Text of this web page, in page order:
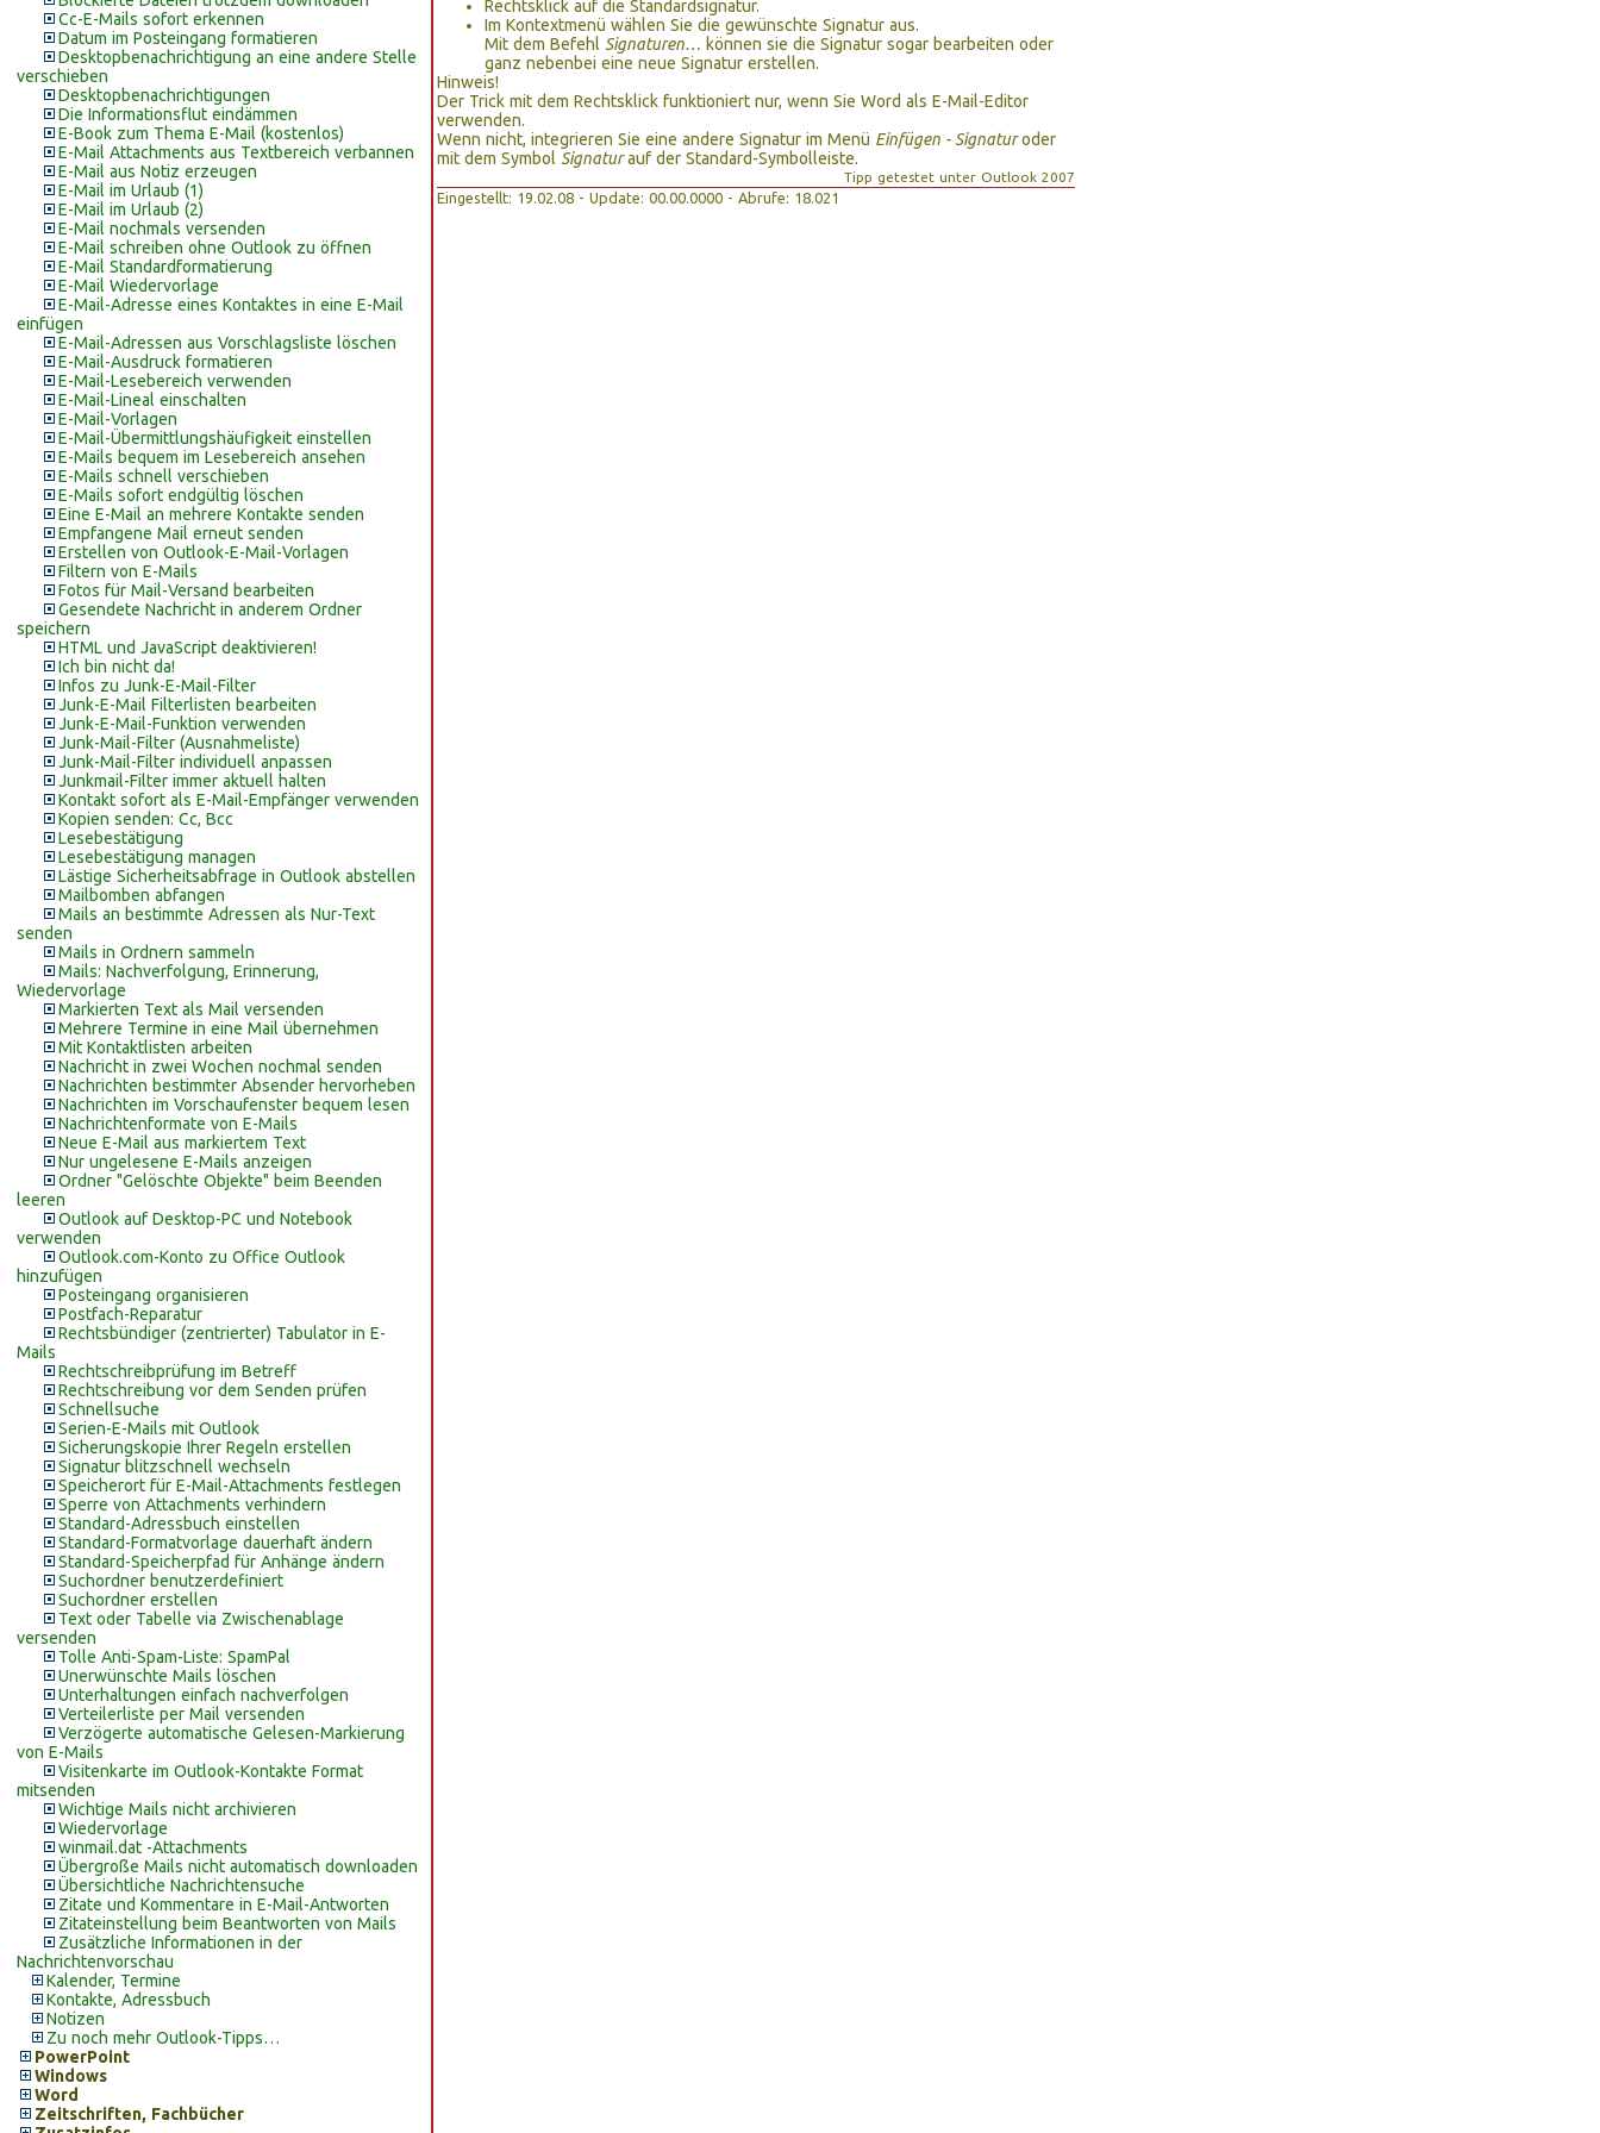
Cc-E-Mails sofort erkennen
Datum im Posteingang formatieren
Desktopbenachrichtigung an eine andere Stelle
verschieben
Desktopbenachrichtigungen
Die Informationsflut eindämmen
E-Book zum Thema E-Mail (kostenlos)
E-Mail Attachments aus Textbereich verbannen
E-Mail aus Notiz erzeugen
E-Mail im Urlaub (1)
E-Mail im Urlaub (2)
E-Mail nochmals versenden
E-Mail schreiben ohne Outlook zu öffnen
E-Mail Standardformatierung
E-Mail Wiedervorlage
E-Mail-Adresse eines Kontaktes in eine E-Mail
einfügen
E-Mail-Adressen aus Vorschlagsliste löschen
E-Mail-Ausdruck formatieren
E-Mail-Lesebereich verwenden
E-Mail-Lineal einschalten
E-Mail-Vorlagen
E-Mail-Übermittlungshäufigkeit einstellen
E-Mails bequem im Lesebereich ansehen
E-Mails schnell verschieben
E-Mails sofort endgültig löschen
Eine E-Mail an mehrere Kontakte senden
Empfangene Mail erneut senden
Erstellen von Outlook-E-Mail-Vorlagen
Filtern von E-Mails
Fotos für Mail-Versand bearbeiten
Gesendete Nachricht in anderem Ordner
speichern
HTML und JavaScript deaktivieren!
Ich bin nicht da!
Infos zu Junk-E-Mail-Filter
Junk-E-Mail Filterlisten bearbeiten
Junk-E-Mail-Funktion verwenden
Junk-Mail-Filter (Ausnahmeliste)
Junk-Mail-Filter individuell anpassen
Junkmail-Filter immer aktuell halten
Kontakt sofort als E-Mail-Empfänger verwenden
Kopien senden: Cc, Bcc
Lesebestätigung
Lesebestätigung managen
Lästige Sicherheitsabfrage in Outlook abstellen
Mailbomben abfangen
Mails an bestimmte Adressen als Nur-Text
senden
Mails in Ordnern sammeln
Mails: Nachverfolgung, Erinnerung,
Wiedervorlage
Markierten Text als Mail versenden
Mehrere Termine in eine Mail übernehmen
Mit Kontaktlisten arbeiten
Nachricht in zwei Wochen nochmal senden
Nachrichten bestimmter Absender hervorheben
Nachrichten im Vorschaufenster bequem lesen
Nachrichtenformate von E-Mails
Neue E-Mail aus markiertem Text
Nur ungelesene E-Mails anzeigen
Ordner "Gelöschte Objekte" beim Beenden
leeren
Outlook auf Desktop-PC und Notebook
verwenden
Outlook.com-Konto zu Office Outlook
hinzufügen
Posteingang organisieren
Postfach-Reparatur
Rechtsbündiger (zentrierter) Tabulator in E-
Mails
Rechtschreibprüfung im Betreff
Rechtschreibung vor dem Senden prüfen
Schnellsuche
Serien-E-Mails mit Outlook
Sicherungskopie Ihrer Regeln erstellen
Signatur blitzschnell wechseln
Speicherort für E-Mail-Attachments festlegen
Sperre von Attachments verhindern
Standard-Adressbuch einstellen
Standard-Formatvorlage dauerhaft ändern
Standard-Speicherpfad für Anhänge ändern
Suchordner benutzerdefiniert
Suchordner erstellen
Text oder Tabelle via Zwischenablage
versenden
Tolle Anti-Spam-Liste: SpamPal
Unerwünschte Mails löschen
Unterhaltungen einfach nachverfolgen
Verteilerliste per Mail versenden
Verzögerte automatische Gelesen-Markierung
von E-Mails
Visitenkarte im Outlook-Kontakte Format
mitsenden
Wichtige Mails nicht archivieren
Wiedervorlage
winmail.dat -Attachments
Übergroße Mails nicht automatisch downloaden
Übersichtliche Nachrichtensuche
Zitate und Kommentare in E-Mail-Antworten
Zitateinstellung beim Beantworten von Mails
Zusätzliche Informationen in der
Nachrichtenvorschau
Kalender, Termine
Kontakte, Adressbuch
Notizen
Zu noch mehr Outlook-Tipps…
PowerPoint
Windows
Word
Zeitschriften, Fachbücher
Rechtsklick auf die Standardsignatur.
Im Kontextmenü wählen Sie die gewünschte Signatur aus.
Mit dem Befehl Signaturen… können sie die Signatur sogar bearbeiten oder
ganz nebenbei eine neue Signatur erstellen.
Hinweis!
Der Trick mit dem Rechtsklick funktioniert nur, wenn Sie Word als E-Mail-Editor
verwenden.
Wenn nicht, integrieren Sie eine andere Signatur im Menü Einfügen - Signaturoder
mit dem Symbol Signaturauf der Standard-Symbolleiste.
Tipp getestet unter Outlook 2007
Eingestellt: 19.02.08 - Update: 00.00.0000 - Abrufe: 18.021